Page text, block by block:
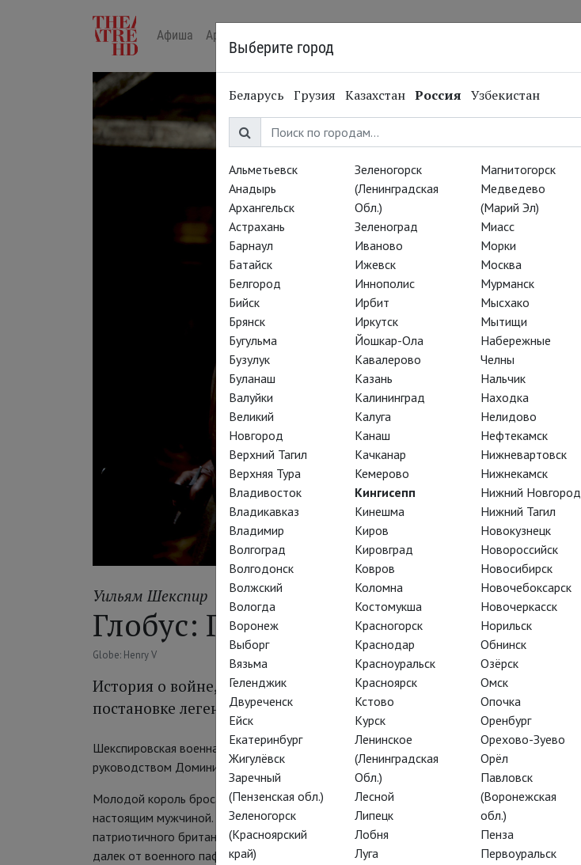
Афиша Арт-лекторий в кино
Уильям Шекспир
Глобус: Генрих V
Globe: Henry V
История о войне, жажде жизни, поиске себя и любви в энергичной
постановке легендарного театра «Глобус»
Шекспировская военная драма о битве при Азенкуре в постановке театра «Глобус» под
руководством Доминика Дромгула с блистательным Джейми Паркером в роли Генриха V.
Молодой король бросает вызов Франции, судьбе и себе, и выходит из эпичной битвы
настоящим мужчиной. И хотя именно в этой пьесе звучит культовый для любого
патриотичного британца монолог «Криспинов день», спектакль тронет даже тех, кто
далек от военного пафоса.
Выберите город
Беларусь Грузия Казахстан Россия Узбекистан
Альметьевск
Анадырь
Архангельск
Астрахань
Барнаул
Батайск
Белгород
Бийск
Брянск
Бугульма
Бузулук
Буланаш
Валуйки
Великий
Новгород
Верхний Тагил
Верхняя Тура
Владивосток
Владикавказ
Владимир
Волгоград
Волгодонск
Волжский
Вологда
Воронеж
Выборг
Вязьма
Геленджик
Двуреченск
Ейск
Екатеринбург
Жигулёвск
Заречный
(Пензенская обл.)
Зеленогорск
(Красноярский
край)
Зеленогорск
(Ленинградская
Обл.)
Зеленоград
Иваново
Ижевск
Иннополис
Ирбит
Иркутск
Йошкар-Ола
Кавалерово
Казань
Калининград
Калуга
Канаш
Качканар
Кемерово
Кингисепп
Кинешма
Киров
Кировград
Ковров
Коломна
Костомукша
Красногорск
Краснодар
Красноуральск
Красноярск
Кстово
Курск
Ленинское
(Ленинградская
Обл.)
Лесной
Липецк
Лобня
Луга
Магнитогорск
Медведево
(Марий Эл)
Миасс
Морки
Москва
Мурманск
Мысхако
Мытищи
Набережные
Челны
Нальчик
Находка
Нелидово
Нефтекамск
Нижневартовск
Нижнекамск
Нижний Новгород
Нижний Тагил
Новокузнецк
Новороссийск
Новосибирск
Новочебоксарск
Новочеркасск
Норильск
Обнинск
Озёрск
Омск
Опочка
Оренбург
Орехово-Зуево
Орёл
Павловск
(Воронежская
обл.)
Пенза
Первоуральск